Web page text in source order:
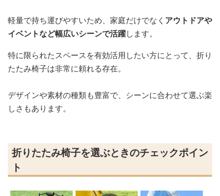
軽量で持ち運びやすいため、家庭だけでなく アウトドアや
イベントなど幅広いシーンで活躍します。
特に限られたスペースを有効活用したい方にとって、折り
たたみ椅子は非常に頼れる存在。
デザインや素材の種類も豊富で、シーンに合わせて選ぶ楽
しさもあります。
折りたたみ椅子を選ぶときのチェックポイン
ト